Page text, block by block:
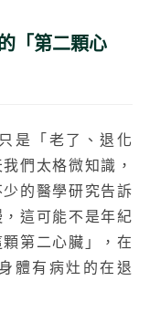
「第二顆心
是「老了、退化
們太格微知識，
的醫學研究告訴
這可能不是年紀
第二心臟」，在
體有病灶的在退